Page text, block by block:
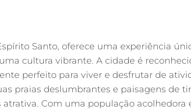
Santo, oferece uma experiência
cultura vibrante. A cidade é
perfeito para viver e desfrutar de
praias deslumbrantes e paisagens de
Com uma população acolhedora